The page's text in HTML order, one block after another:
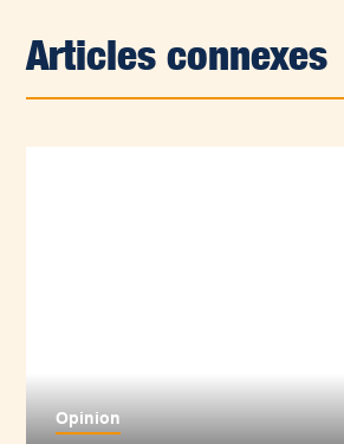
Articles connexes
Opinion